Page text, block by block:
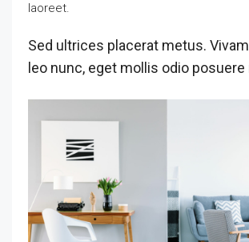
laoreet.
Sed ultrices placerat metus.
leo nunc, eget mollis odio posuere